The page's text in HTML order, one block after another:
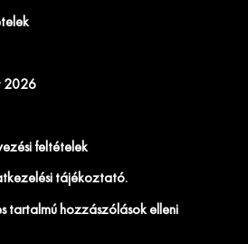
2026
feltételek
tájékoztató.
tartalmú hozzászólások elleni